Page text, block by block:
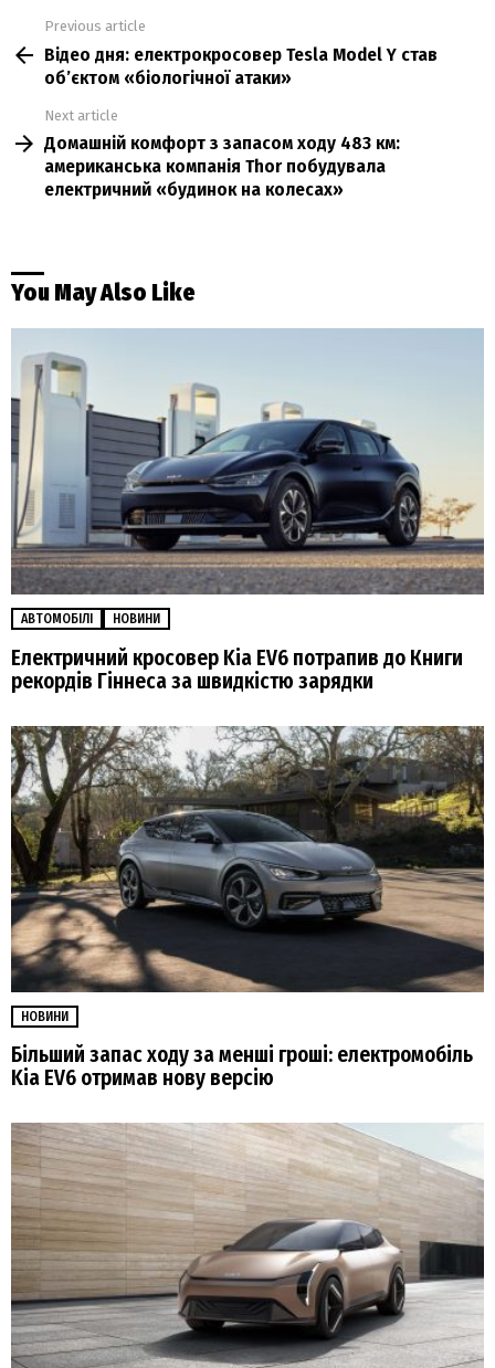
more
Previous article
Відео дня: електрокросовер Tesla Model Y став
об’єктом «біологічної атаки»
Next article
Домашній комфорт з запасом ходу 483 км:
американська компанія Thor побудувала
електричний «будинок на колесах»
You May Also Like
АВТОМОБІЛІ НОВИНИ
Електричний кросовер Kia EV6 потрапив до Книги
рекордів Гіннеса за швидкістю зарядки
НОВИНИ
Більший запас ходу за менші гроші: електромобіль
Kia EV6 отримав нову версію